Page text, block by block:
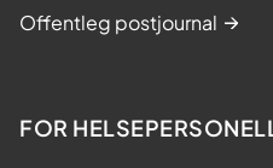
Offentleg postjournal
FOR HELSEPERSONELL